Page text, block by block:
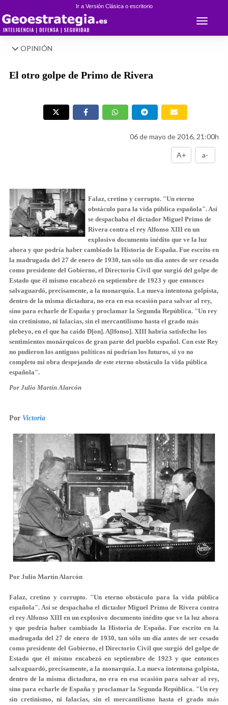
Ir a Versión Clásica o escritorio
Toggle
OPINIÓN
El otro golpe de Primo de Rivera
06 de mayo de 2016, 21:00h
A+ a-
Falaz, cretino y corrupto. "Un eterno
obstáculo para la vida pública española". Así
se despachaba el dictador Miguel Primo de
Rivera contra el rey Alfonso XIII en un
explosivo documento inédito que ve la luz
ahora y que podría haber cambiado la Historia de España. Fue escrito en
la madrugada del 27 de enero de 1930, tan sólo un día antes de ser cesado
como presidente del Gobierno, el Directorio Civil que surgió del golpe de
Estado que él mismo encabezó en septiembre de 1923 y que entonces
salvaguardó, precisamente, a la monarquía. La nueva intentona golpista,
dentro de la misma dictadura, no era en esa ocasión para salvar al rey,
sino para echarle de España y proclamar la Segunda República. "Un rey
sin cretinismo, ni falacias, sin el mercantilismo hasta el grado más
plebeyo, en el que ha caído D[on]. A[lfonso]. XIII habría satisfecho los
sentimientos monárquicos de gran parte del pueblo español. Con este Rey
no pudieron los antiguos políticos ni podrían los futuros, si yo no
completo mi obra despejando de este eterno obstáculo la vida pública
española".
Por Julio Martín Alarcón
Por Victoria
Por Julio Martín Alarcón
Falaz, cretino y corrupto. "Un eterno obstáculo para la vida pública
española". Así se despachaba el dictador Miguel Primo de Rivera contra
el rey Alfonso XIII en un explosivo documento inédito que ve la luz ahora
y que podría haber cambiado la Historia de España. Fue escrito en la
madrugada del 27 de enero de 1930, tan sólo un día antes de ser cesado
como presidente del Gobierno, el Directorio Civil que surgió del golpe de
Estado que él mismo encabezó en septiembre de 1923 y que entonces
salvaguardó, precisamente, a la monarquía. La nueva intentona golpista,
dentro de la misma dictadura, no era en esa ocasión para salvar al rey,
sino para echarle de España y proclamar la Segunda República. "Un rey
sin cretinismo, ni falacias, sin el mercantilismo hasta el grado más